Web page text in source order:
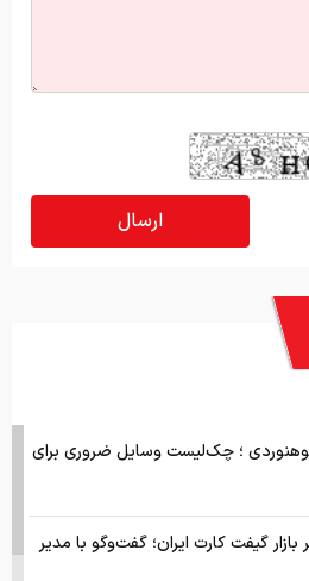
؛ چک‌لیست وسایل ضروری برای
بازار گیفت کارت ایران؛ گفت‌وگو با مدیر